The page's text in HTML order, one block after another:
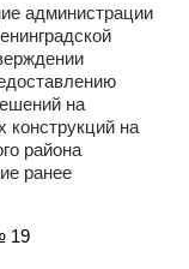
администрации
на
конструкций на
района
ранее
19